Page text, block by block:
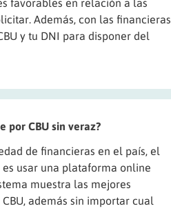
favorables en relación a las
Además, con las financieras
y tu DNI para disponer del
por CBU sin veraz?
de financieras en el país, el
usar una plataforma online
muestra las mejores
además sin importar cual